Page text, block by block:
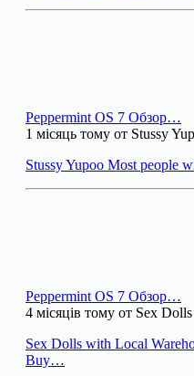
Peppermint OS 7 Обзор…
1 місяць тому от Stussy
Stussy Yupoo Most people
Peppermint OS 7 Обзор…
4 місяців тому от Sex
Sex Dolls with Local
Buy…